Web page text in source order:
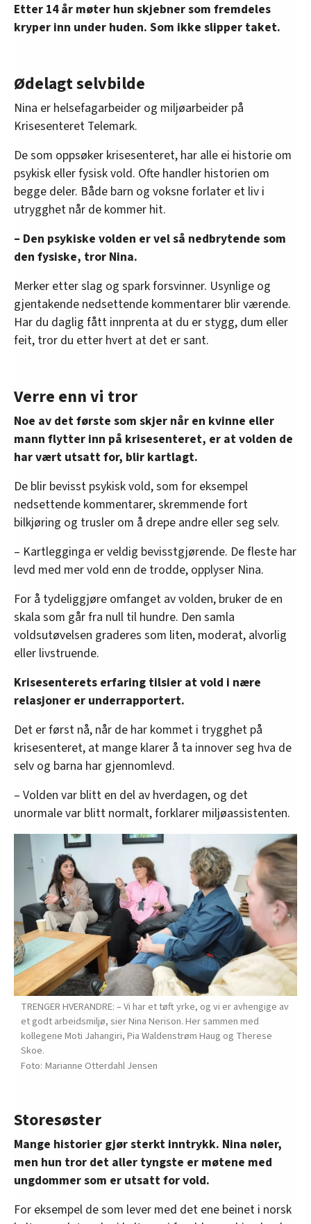
Etter 14 år møter hun skjebner som fremdeles
kryper inn under huden. Som ikke slipper taket.
Ødelagt selvbilde
Nina er helsefagarbeider og miljøarbeider på
Krisesenteret Telemark.
De som oppsøker krisesenteret, har alle ei historie om
psykisk eller fysisk vold. Ofte handler historien om
begge deler. Både barn og voksne forlater et liv i
utrygghet når de kommer hit.
– Den psykiske volden er vel så nedbrytende som
den fysiske, tror Nina.
Merker etter slag og spark forsvinner. Usynlige og
gjentakende nedsettende kommentarer blir værende.
Har du daglig fått innprenta at du er stygg, dum eller
feit, tror du etter hvert at det er sant.
Verre enn vi tror
Noe av det første som skjer når en kvinne eller
mann flytter inn på krisesenteret, er at volden de
har vært utsatt for, blir kartlagt.
De blir bevisst psykisk vold, som for eksempel
nedsettende kommentarer, skremmende fort
bilkjøring og trusler om å drepe andre eller seg selv.
– Kartlegginga er veldig bevisstgjørende. De fleste har
levd med mer vold enn de trodde, opplyser Nina.
For å tydeliggjøre omfanget av volden, bruker de en
skala som går fra null til hundre. Den samla
voldsutøvelsen graderes som liten, moderat, alvorlig
eller livstruende.
Krisesenterets erfaring tilsier at vold i nære
relasjoner er underrapportert.
Det er først nå, når de har kommet i trygghet på
krisesenteret, at mange klarer å ta innover seg hva de
selv og barna har gjennomlevd.
– Volden var blitt en del av hverdagen, og det
unormale var blitt normalt, forklarer miljøassistenten.
TRENGER HVERANDRE: – Vi har et tøft yrke, og vi er avhengige av
et godt arbeidsmiljø, sier Nina Nerison. Her sammen med
kollegene Moti Jahangiri, Pia Waldenstrøm Haug og Therese
Skoe.
Marianne Otterdahl Jensen
Storesøster
Mange historier gjør sterkt inntrykk. Nina nøler,
men hun tror det aller tyngste er møtene med
ungdommer som er utsatt for vold.
For eksempel de som lever med det ene beinet i norsk